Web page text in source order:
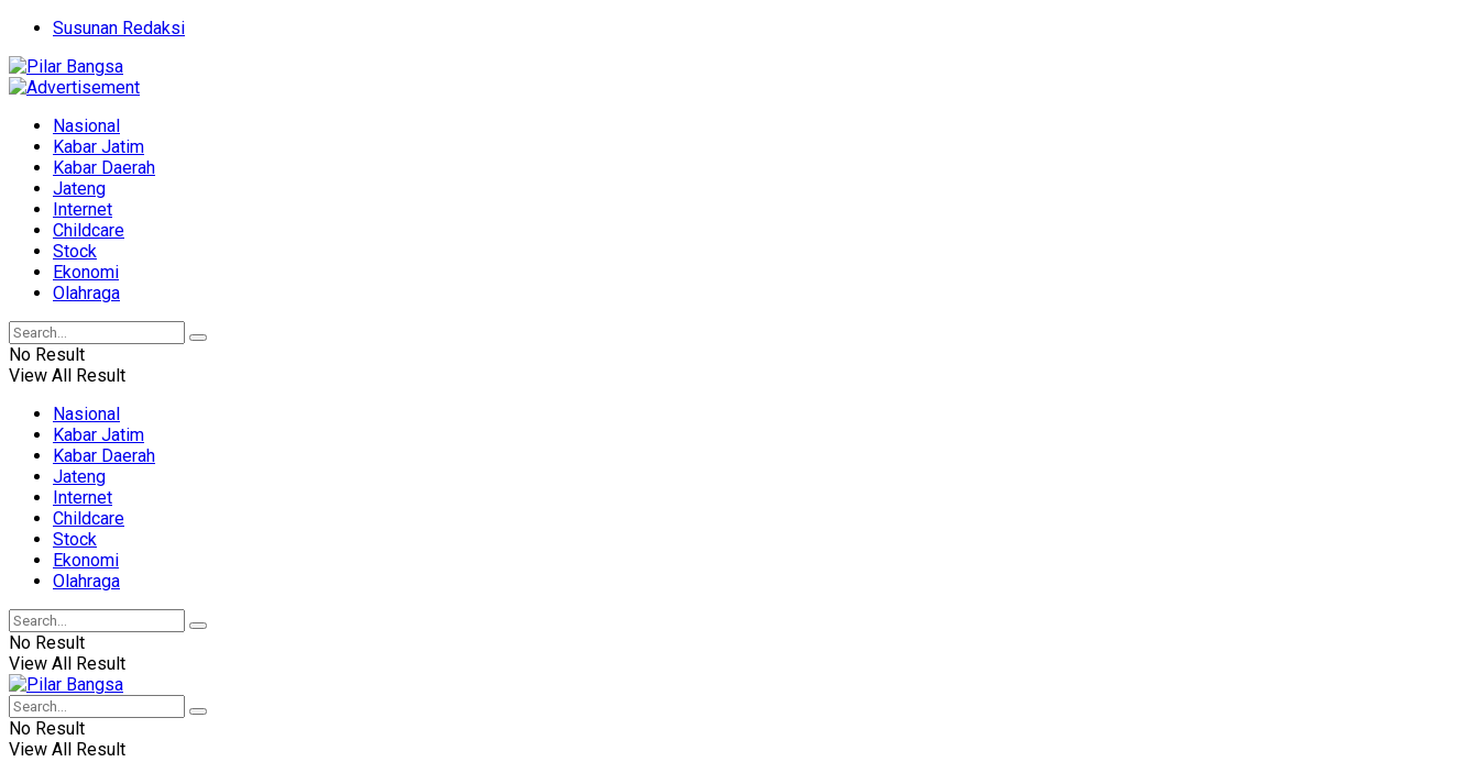
Susunan Redaksi
Nasional
Kabar Jatim
Kabar Daerah
Jateng
Internet
Childcare
Stock
Ekonomi
Olahraga
No Result
View All Result
Nasional
Kabar Jatim
Kabar Daerah
Jateng
Internet
Childcare
Stock
Ekonomi
Olahraga
No Result
View All Result
No Result
View All Result